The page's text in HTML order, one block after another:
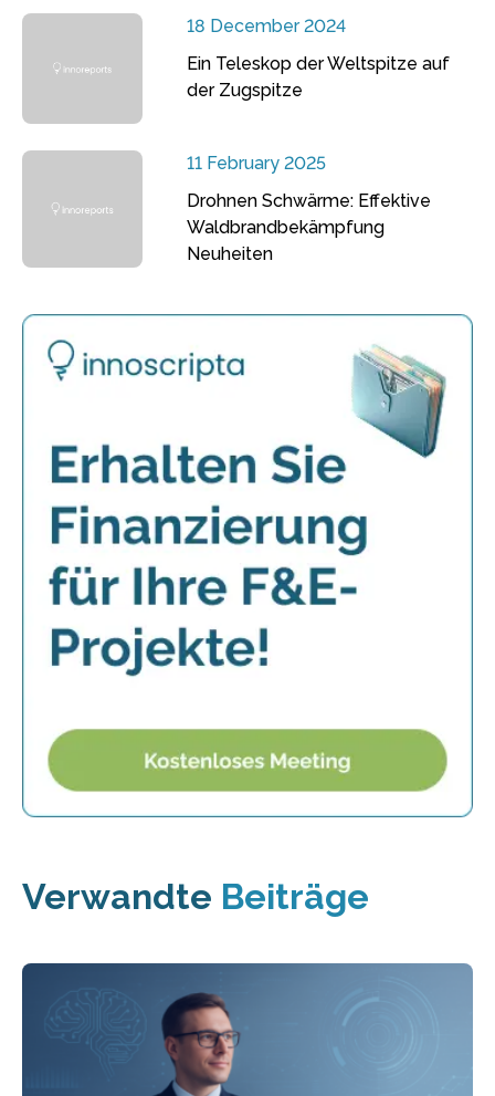
18 December 2024
Ein Teleskop der Weltspitze auf
der Zugspitze
11 February 2025
Drohnen Schwärme: Effektive
Waldbrandbekämpfung
Neuheiten
Verwandte Beiträge